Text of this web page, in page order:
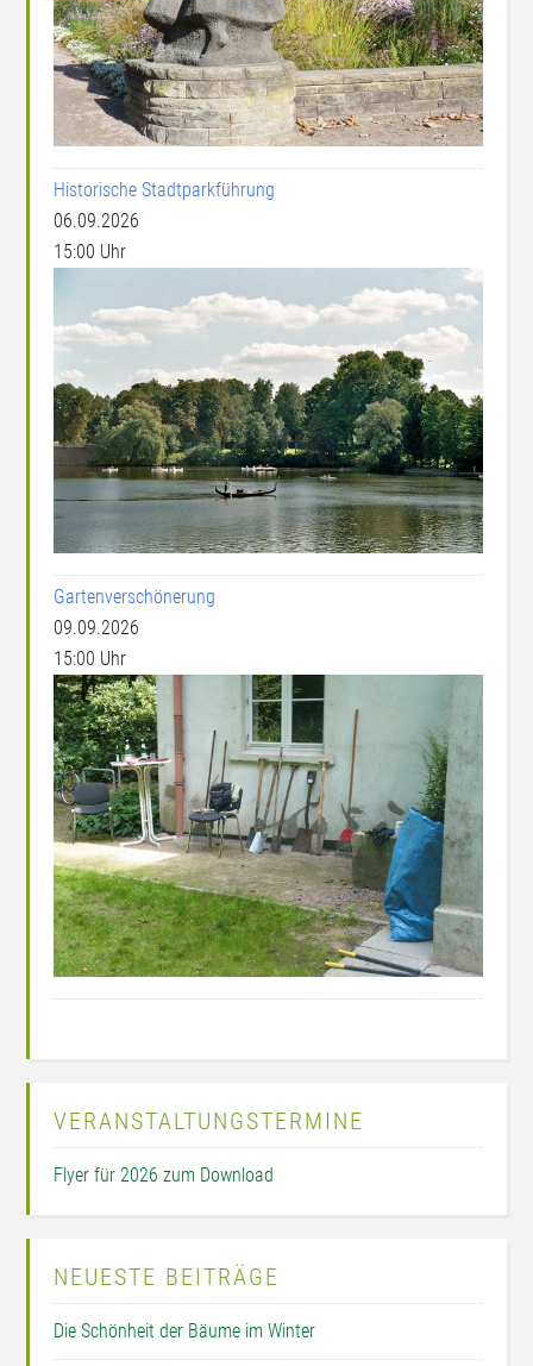
Historische Stadtparkführung
06.09.2026
15:00 Uhr
Gartenverschönerung
09.09.2026
15:00 Uhr
VERANSTALTUNGSTERMINE
Flyer für 2026 zum Download
NEUESTE BEITRÄGE
Die Schönheit der Bäume im Winter